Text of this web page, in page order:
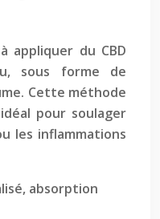
appliquer du CBD
sous forme de
Cette méthode
pour soulager
les inflammations
absorption